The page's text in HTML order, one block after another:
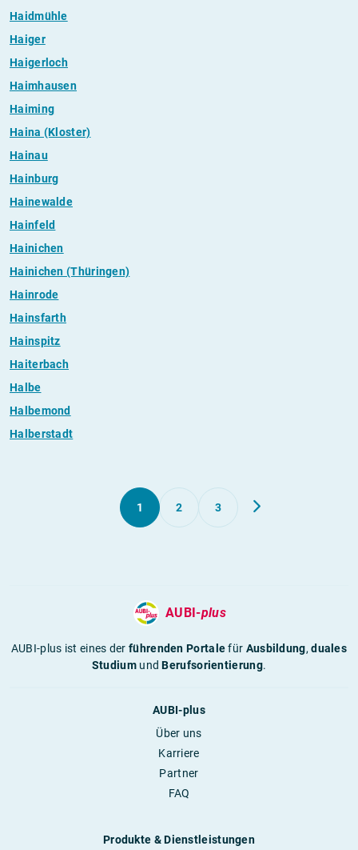
Haidmühle
Haiger
Haigerloch
Haimhausen
Haiming
Haina (Kloster)
Hainau
Hainburg
Hainewalde
Hainfeld
Hainichen
Hainichen (Thüringen)
Hainrode
Hainsfarth
Hainspitz
Haiterbach
Halbe
Halbemond
Halberstadt
1 2 3
AUBI-plus
AUBI-plus ist eines derführenden Portalefür Ausbildung,duales
StudiumundBerufsorientierung.
AUBI-plus
Über uns
Karriere
Partner
FAQ
Produkte & Dienstleistungen